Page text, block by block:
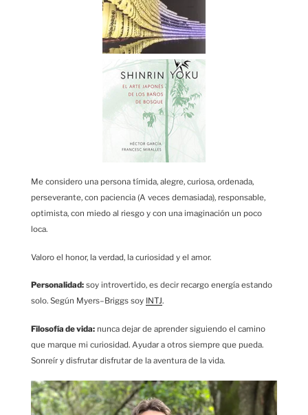
Me considero una persona tímida, alegre, curiosa, ordenada,
perseverante, con paciencia (A veces demasiada), responsable,
optimista, con miedo al riesgo y con una imaginación un poco
loca.
Valoro el honor, la verdad, la curiosidad y el amor.
Personalidad: soy introvertido, es decir recargo energía estando
solo. Según Myers–Briggs soy INTJ.
Filosofía de vida: nunca dejar de aprender siguiendo el camino
que marque mi curiosidad. Ayudar a otros siempre que pueda.
Sonreír y disfrutar disfrutar de la aventura de la vida.